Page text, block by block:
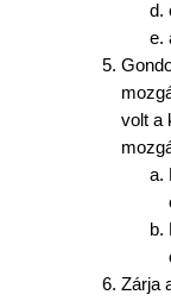
volt a
Zárja